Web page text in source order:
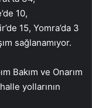
10,
15, Yomra’da 3
sağlanamıyor.
Bakım ve Onarım
yollarının